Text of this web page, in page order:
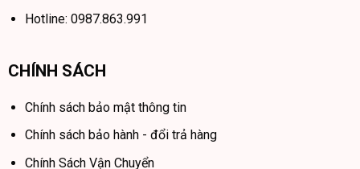
Hotline: 0987.863.991
CHÍNH SÁCH
Chính sách bảo mật thông tin
Chính sách bảo hành - đổi trả hàng
Chính Sách Vận Chuyển